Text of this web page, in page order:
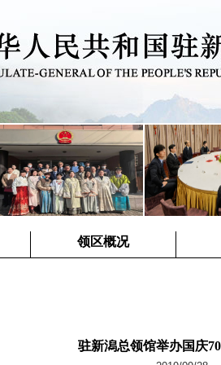
领区概况
驻新潟总领馆举办国庆